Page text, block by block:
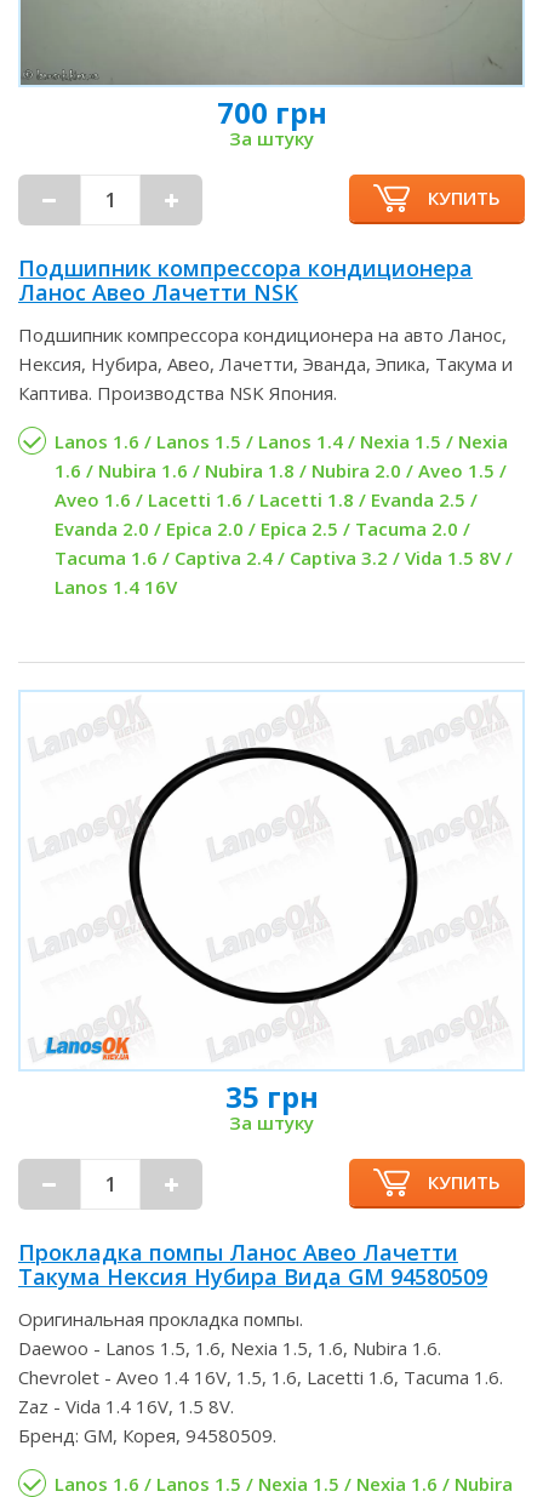
700 грн
За штуку
КУПИТЬ
Подшипник компрессора кондиционера
Ланос Авео Лачетти NSK
Подшипник компрессора кондиционера на авто Ланос,
Нексия, Нубира, Авео, Лачетти, Эванда, Эпика, Такума и
Каптива. Производства NSK Япония.
Lanos 1.6 / Lanos 1.5 / Lanos 1.4 / Nexia 1.5 / Nexia
1.6 / Nubira 1.6 / Nubira 1.8 / Nubira 2.0 / Aveo 1.5 /
Aveo 1.6 / Lacetti 1.6 / Lacetti 1.8 / Evanda 2.5 /
Evanda 2.0 / Epica 2.0 / Epica 2.5 / Tacuma 2.0 /
Tacuma 1.6 / Captiva 2.4 / Captiva 3.2 / Vida 1.5 8V /
Lanos 1.4 16V
35 грн
За штуку
КУПИТЬ
Прокладка помпы Ланос Авео Лачетти
Такума Нексия Нубира Вида GM 94580509
Оригинальная прокладка помпы.
Daewoo - Lanos 1.5, 1.6, Nexia 1.5, 1.6, Nubira 1.6.
Chevrolet - Aveo 1.4 16V, 1.5, 1.6, Lacetti 1.6, Tacuma 1.6.
Zaz - Vida 1.4 16V, 1.5 8V.
Бренд: GM, Корея, 94580509.
Lanos 1.6 / Lanos 1.5 / Nexia 1.5 / Nexia 1.6 / Nubira